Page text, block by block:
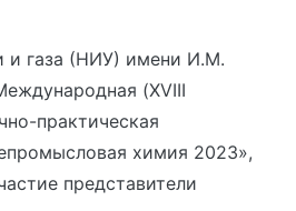
и газа (НИУ) имени И.М.
(XVIII
практическая
химия 2023»,
представители